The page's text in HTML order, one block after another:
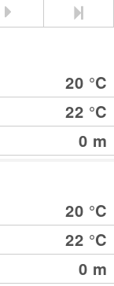
20 °C
22 °C
0 m
20 °C
22 °C
0 m